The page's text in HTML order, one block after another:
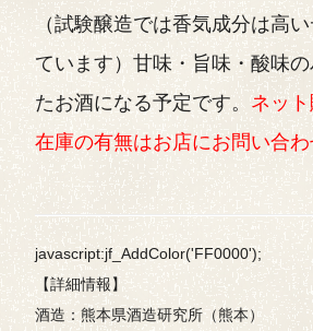
（試験醸造では香気成分は高
ています）甘味・旨味・酸味
たお酒になる予定です。 ネット
在庫の有無はお店にお問い合わ
javascript:jf_AddColor('FF0000');
【詳細情報】
酒造：熊本県酒造研究所（熊本）